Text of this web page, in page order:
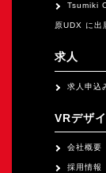
Tsumiki
原UDX に出
求人
求人申込
VRデザ
会社概要
採用情報